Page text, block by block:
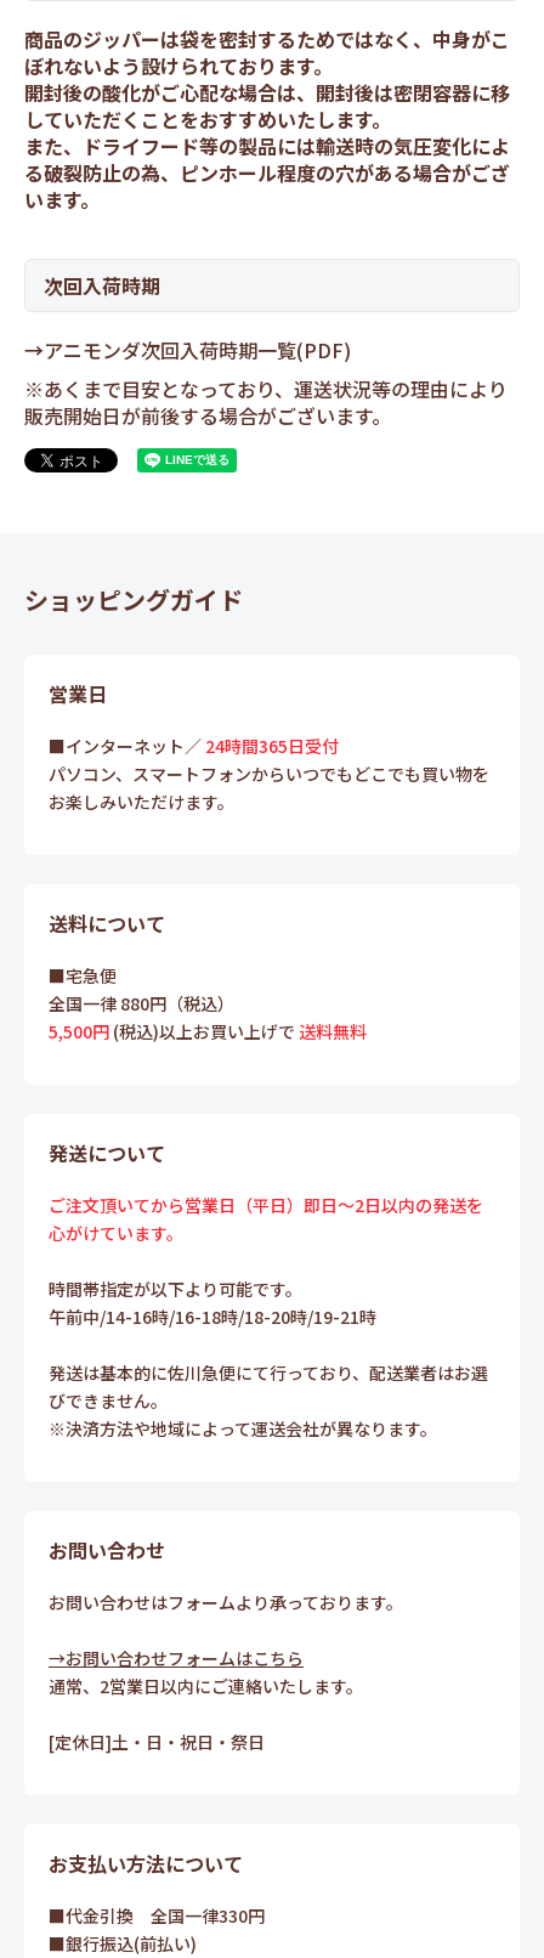
商品のジッパーは袋を密封するためではなく、中身がこ
ぼれないよう設けられております。
開封後の酸化がご心配な場合は、開封後は密閉容器に移
していただくことをおすすめいたします。
また、ドライフード等の製品には輸送時の気圧変化によ
る破裂防止の為、ピンホール程度の穴がある場合がござ
います。
次回入荷時期
→アニモンダ次回入荷時期一覧(PDF)
※あくまで目安となっており、運送状況等の理由により
販売開始日が前後する場合がございます。
ショッピングガイド
営業日
■インターネット／ 24時間365日受付
パソコン、スマートフォンからいつでもどこでも買い物を
お楽しみいただけます。
送料について
■宅急便
全国一律 880円（税込）
5,500円 (税込)以上お買い上げで 送料無料
発送について
ご注文頂いてから営業日（平日）即日～2日以内の発送を
心がけています。
時間帯指定が以下より可能です。
午前中/14-16時/16-18時/18-20時/19-21時
発送は基本的に佐川急便にて行っており、配送業者はお選
びできません。
※決済方法や地域によって運送会社が異なります。
お問い合わせ
お問い合わせはフォームより承っております。
→お問い合わせフォームはこちら
通常、2営業日以内にご連絡いたします。
[定休日]土・日・祝日・祭日
お支払い方法について
■代金引換 全国一律330円
■銀行振込(前払い)